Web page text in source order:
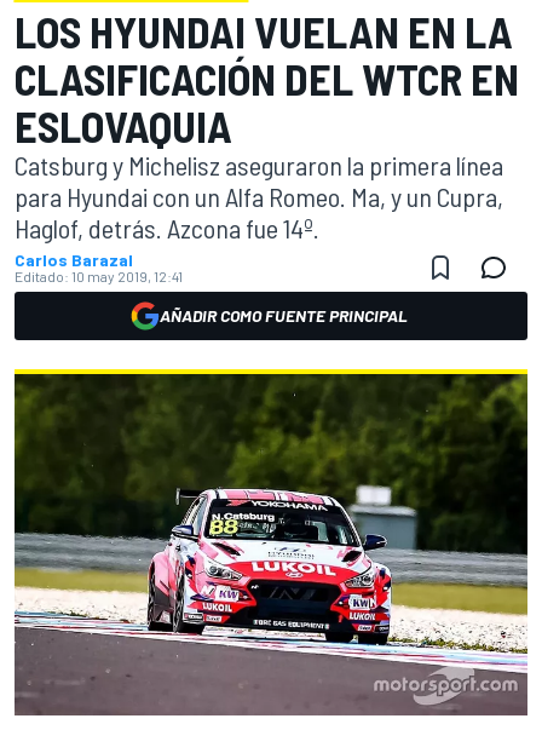
LOS HYUNDAI VUELAN EN LA
CLASIFICACIÓN DEL WTCR EN
ESLOVAQUIA
Catsburg y Michelisz aseguraron la primera línea
para Hyundai con un Alfa Romeo. Ma, y un Cupra,
Haglof, detrás. Azcona fue 14º.
Carlos Barazal
Editado: 10 may 2019, 12:41
AÑADIR COMO FUENTE PRINCIPAL